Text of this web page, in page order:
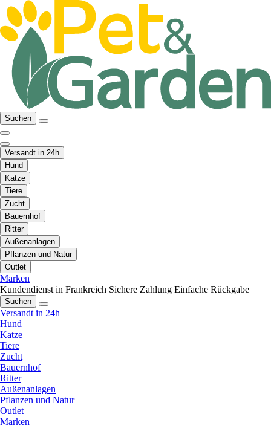
Suchen
Versandt in 24h
Hund
Katze
Tiere
Zucht
Bauernhof
Ritter
Außenanlagen
Pflanzen und Natur
Outlet
Marken
Kundendienst in Frankreich Sichere Zahlung Einfache Rückgabe
Suchen
Versandt in 24h
Hund
Katze
Tiere
Zucht
Bauernhof
Ritter
Außenanlagen
Pflanzen und Natur
Outlet
Marken